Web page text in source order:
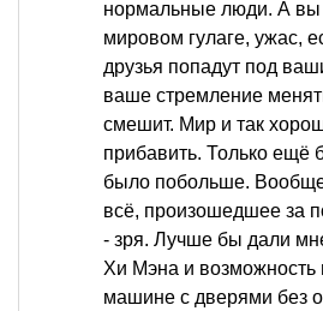
нормальные люди. А вы
мировом гулаге, ужас,
друзья попадут под
ваше стремление
смешит. Мир и так
прибавить. Только ещё
было побольше.
всё, произошедшее за
- зря. Лучше бы дали
Хи Мэна и возможность
машине с дверями без